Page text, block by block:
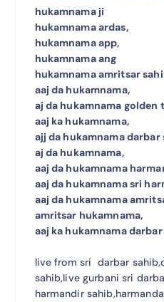
hukamnama ji
hukamnama ardas,
hukamnama app,
hukamnama ang
hukamnama amritsar
aaj da hukamnama,
aj da hukamnama golden
aaj ka hukamnama,
ajj da hukamnama darbar
aj da hukamnama,
aaj da hukamnama
aaj da hukamnama sri
aaj da hukamnama
amritsar hukamnama,
aaj ka hukamnama
live from sri darbar
sahib,live gurbani sri
harmandir